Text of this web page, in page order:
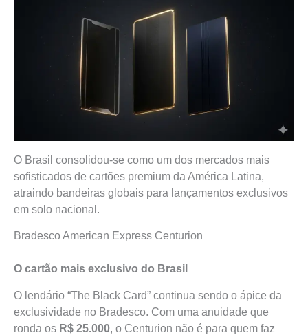
O Brasil consolidou-se como um dos mercados mais
sofisticados de cartões premium da América Latina,
atraindo bandeiras globais para lançamentos exclusivos
em solo nacional.
Bradesco American Express Centurion
O cartão mais exclusivo do Brasil
O lendário “The Black Card” continua sendo o ápice da
exclusividade no Bradesco. Com uma anuidade que
ronda os R$ 25.000, o Centurion não é para quem faz